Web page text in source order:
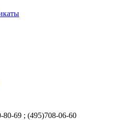
69 ; (495)708-06-60